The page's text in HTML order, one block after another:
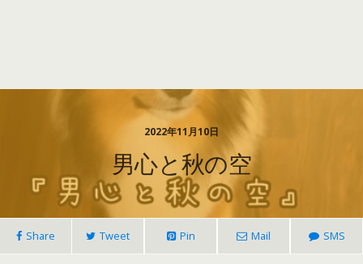
2022年11月10日
男心と秋の空
Share Tweet Pin Mail SMS